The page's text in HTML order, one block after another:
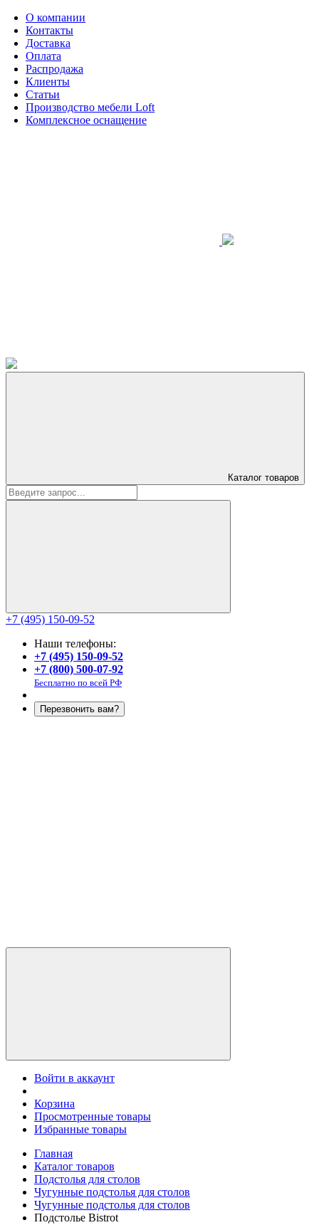
О компании
Контакты
Доставка
Оплата
Распродажа
Клиенты
Статьи
Производство мебели Loft
Комплексное оснащение
Каталог товаров
+7 (495) 150-09-52
Наши телефоны:
+7 (495) 150-09-52
+7 (800) 500-07-92
Бесплатно по всей РФ
Перезвонить вам?
Войти в аккаунт
Корзина
Просмотренные товары
Избранные товары
Главная
Каталог товаров
Подстолья для столов
Чугунные подстолья для столов
Чугунные подстолья для столов
Подстолье Bistrot